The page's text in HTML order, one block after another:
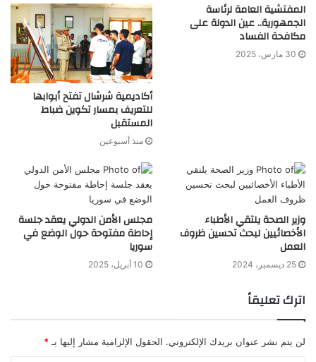
المفتشية العامة لرئاسة
الجمهورية.. عين الدولة على
مكافحة الفساد
30 مارس، 2025
أكاديمية شرشال تفتح أبوابها
للتعريف بمسار تكوين ضباط
المستقبل
منذ أسبوعين
وزير الصحة يلتقي الأطباء
الأخصائيين لبحث تحسين ظروف
العمل
25 ديسمبر، 2024
مجلس الأمن الدولي يعقد جلسة
إحاطة مفتوحة حول الوضع في
سوريا
10 أبريل، 2025
اترك تعليقاً
لن يتم نشر عنوان بريدك الإلكتروني. الحقول الإلزامية مشار إليها بـ *